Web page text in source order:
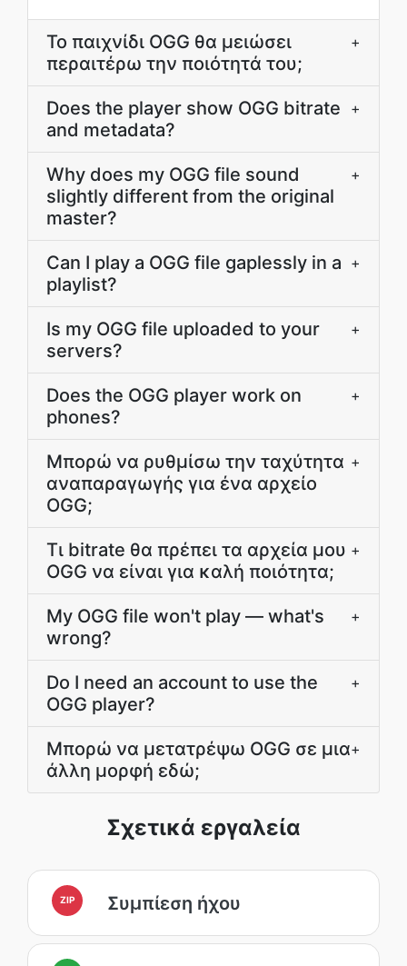
Το παιχνίδι OGG θα μειώσει
περαιτέρω την ποιότητά του;
+
Does the player show OGG bitrate
and metadata?
+
Why does my OGG file sound
slightly different from the original
master?
+
Can I play a OGG file gaplessly in a
playlist?
+
Is my OGG file uploaded to your
servers?
+
Does the OGG player work on
phones?
+
Μπορώ να ρυθμίσω την ταχύτητα
αναπαραγωγής για ένα αρχείο
OGG;
+
Τι bitrate θα πρέπει τα αρχεία μου
OGG να είναι για καλή ποιότητα;
+
My OGG file won't play — what's
wrong?
+
Do I need an account to use the
OGG player?
+
Μπορώ να μετατρέψω OGG σε μια
άλλη μορφή εδώ;
+
Σχετικά εργαλεία
ZIP Συμπίεση ήχου